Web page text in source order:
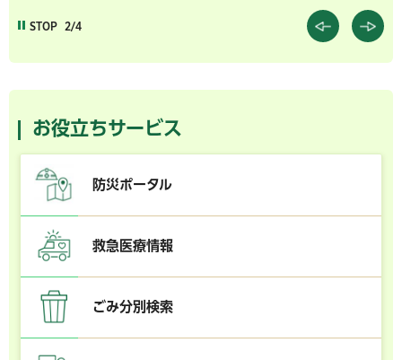
STOP 3/4
お役立ちサービス
防災ポータル
救急医療情報
ごみ分別検索